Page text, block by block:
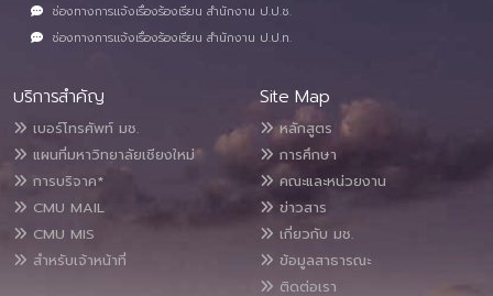
ช่องทางการแจ้งเรื่องร้องเรียน สำนักงาน ป.ป.ช.
ช่องทางการแจ้งเรื่องร้องเรียน สำนักงาน ป.ป.ท.
บริการสำคัญ
เบอร์โทรศัพท์ มช.
แผนที่มหาวิทยาลัยเชียงใหม่
การบริจาค*
CMU MAIL
CMU MIS
สำหรับเจ้าหน้าที่
Site Map
หลักสูตร
การศึกษา
คณะและหน่วยงาน
ข่าวสาร
เกี่ยวกับ มช.
ข้อมูลสาธารณะ
ติดต่อเรา